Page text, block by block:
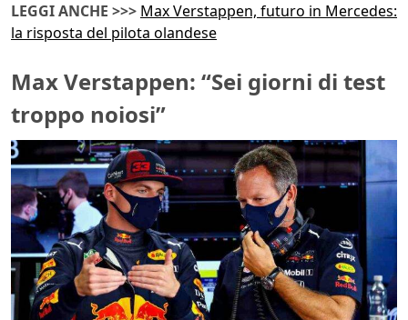
LEGGI ANCHE >>> Max Verstappen, futuro in Mercedes:
la risposta del pilota olandese
Max Verstappen: “Sei giorni di test
troppo noiosi”